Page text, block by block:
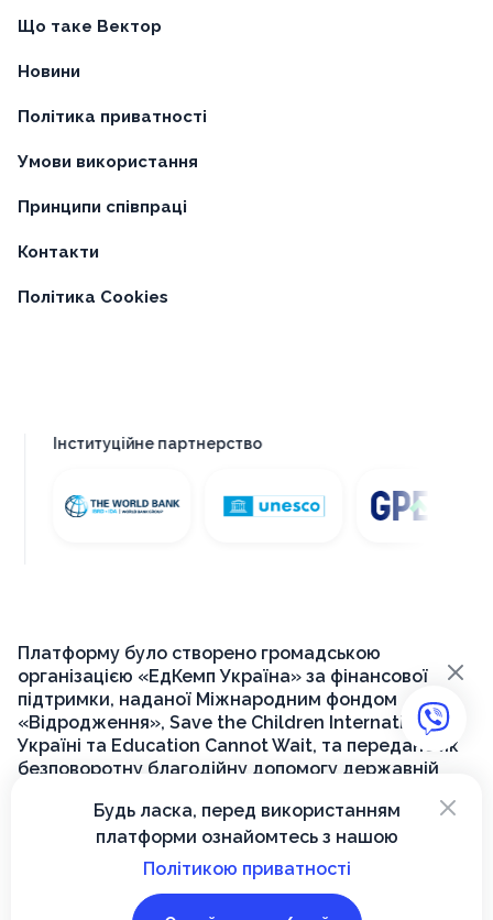
Що таке Вектор
Новини
Політика приватності
Умови використання
Принципи співпраці
Контакти
Політика Cookies
Інституційне партнерство
Платформу було створено громадською
організацією «ЕдКемп Україна» за фінансової
підтримки, наданої Міжнародним фондом
«Відродження», Save the Children International в
Україні та Education Cannot Wait, та передано як
безповоротну благодійну допомогу державній
для її подальшого функціонування на державному
© 2026, Вектор
×
Будь ласка, перед використанням
платформи ознайомтесь з нашою
Політикою приватності
×